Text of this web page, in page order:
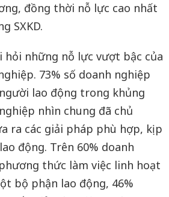
đồng thời nỗ lực cao nhất
SXKD.
hỏi những nỗ lực vượt bậc của
73% số doanh nghiệp
lao động trong khủng
nhìn chung đã chủ
ra các giải pháp phù hợp, kịp
động. Trên 60% doanh
thức làm việc linh hoạt
bộ phận lao động, 46%